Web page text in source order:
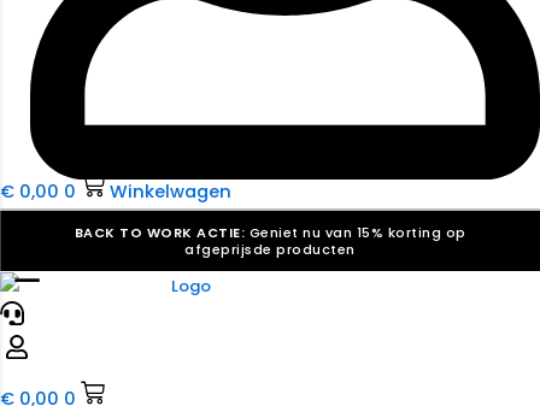
€ 0,00 0 Winkelwagen
BACK TO WORK ACTIE: Geniet nu van 15% korting op
afgeprijsde producten
Verkiezingsdrukwerk nodig? Maak indruk, win stemmen.
☰
€ 0,00 0